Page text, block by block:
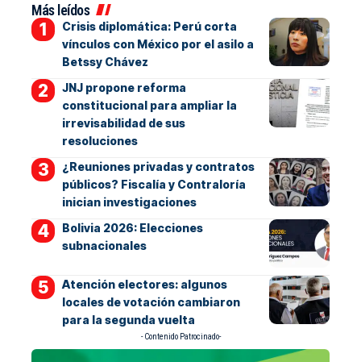
Más leídos
Crisis diplomática: Perú corta
vínculos con México por el asilo a
Betssy Chávez
JNJ propone reforma
constitucional para ampliar la
irrevisabilidad de sus
resoluciones
¿Reuniones privadas y contratos
públicos? Fiscalía y Contraloría
inician investigaciones
Bolivia 2026: Elecciones
subnacionales
Atención electores: algunos
locales de votación cambiaron
para la segunda vuelta
- Contenido Patrocinado-